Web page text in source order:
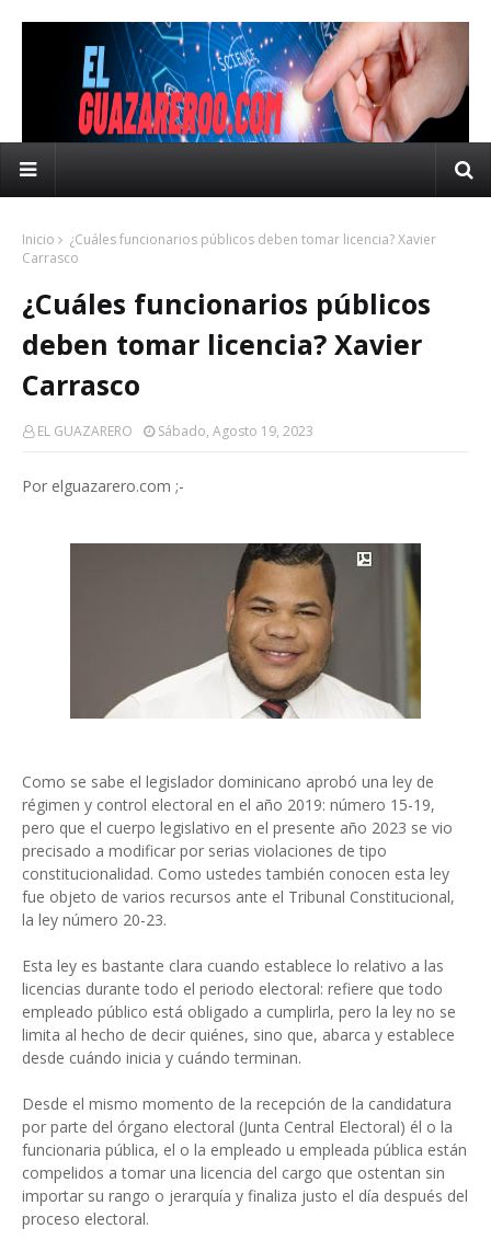
Inicio
¿Cuáles funcionarios públicos deben tomar licencia? Xavier
Carrasco
¿Cuáles funcionarios públicos
deben tomar licencia? Xavier
Carrasco
EL GUAZARERO Sábado, Agosto 19, 2023
Por elguazarero.com ;-
Como se sabe el legislador dominicano aprobó una ley de
régimen y control electoral en el año 2019: número 15-19,
pero que el cuerpo legislativo en el presente año 2023 se vio
precisado a modificar por serias violaciones de tipo
constitucionalidad. Como ustedes también conocen esta ley
fue objeto de varios recursos ante el Tribunal Constitucional,
la ley número 20-23.
Esta ley es bastante clara cuando establece lo relativo a las
licencias durante todo el periodo electoral: refiere que todo
empleado público está obligado a cumplirla, pero la ley no se
limita al hecho de decir quiénes, sino que, abarca y establece
desde cuándo inicia y cuándo terminan.
Desde el mismo momento de la recepción de la candidatura
por parte del órgano electoral (Junta Central Electoral) él o la
funcionaria pública, el o la empleado u empleada pública están
compelidos a tomar una licencia del cargo que ostentan sin
importar su rango o jerarquía y finaliza justo el día después del
proceso electoral.